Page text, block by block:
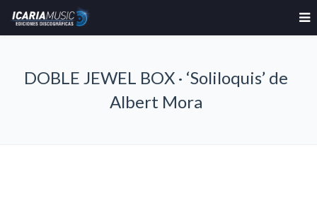
DOBLE JEWEL BOX · ‘Soliloquis’ de
Albert Mora